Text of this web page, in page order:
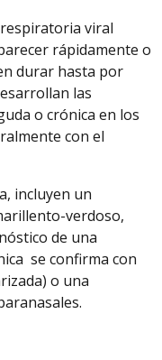
viral
rápidamente o
durar hasta por
las
o crónica en los
con el
incluyen un
verdoso,
de una
se confirma con
o una